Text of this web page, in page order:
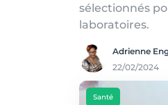
sélectionnés
laboratoires.
Adrienne
22/02/2024
Santé